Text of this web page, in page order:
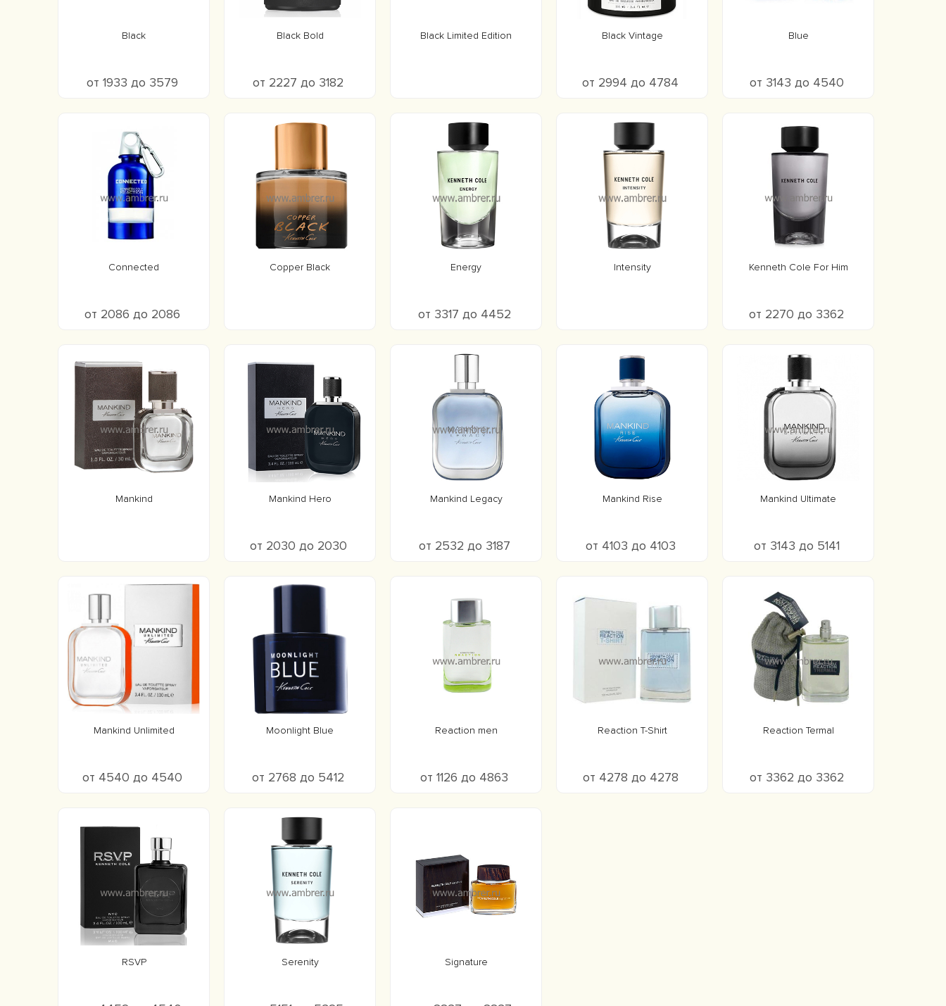
Black
от 1933 до 3579
Black Bold
от 2227 до 3182
Black Limited Edition Black Vintage
от 2994 до 4784
Blue
от 3143 до 4540
Connected
от 2086 до 2086
Copper Black Energy
от 3317 до 4452
Intensity Kenneth Cole For Him
от 2270 до 3362
Mankind Mankind Hero
от 2030 до 2030
Mankind Legacy
от 2532 до 3187
Mankind Rise
от 4103 до 4103
Mankind Ultimate
от 3143 до 5141
Mankind Unlimited
от 4540 до 4540
Moonlight Blue
от 2768 до 5412
Reaction men
от 1126 до 4863
Reaction T-Shirt
от 4278 до 4278
Reaction Termal
от 3362 до 3362
RSVP Serenity Signature